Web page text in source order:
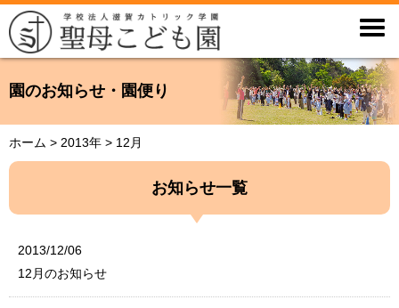

園のお知らせ・園便り
ホーム > 2013年 > 12月
お知らせ一覧
2013/12/06
12月のお知らせ